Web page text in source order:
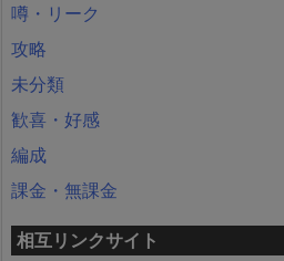
噂・リーク
攻略
未分類
歓喜・好感
編成
課金・無課金
相互リンクサイト